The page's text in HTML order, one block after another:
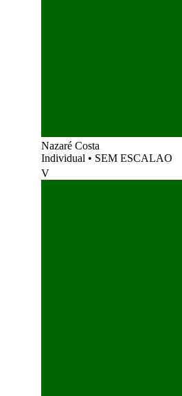
Nazaré Costa
Individual • SEM ESCALAO
V